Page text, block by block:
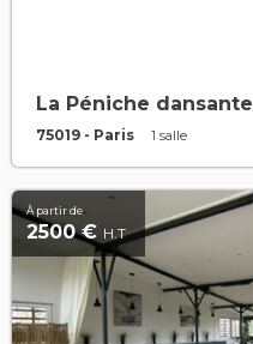
La Péniche dansante
75019 - Paris 1 salle
À partir de
2500 € H.T